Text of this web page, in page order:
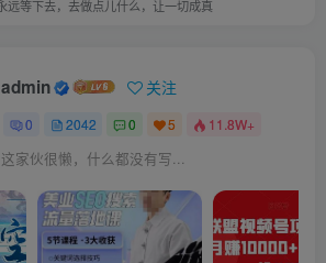
远等下去，去做点儿什么，让一切成真
admin 关注
0 2042 0 5 11.8W+
这家伙很懒，什么都没有写...